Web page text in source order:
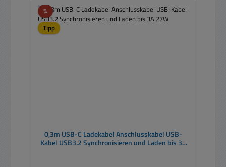
%Rabatt
Tipp
0,3m USB-C Ladekabel Anschlusskabel USB-
Kabel USB3.2 Synchronisieren und Laden bis 3A